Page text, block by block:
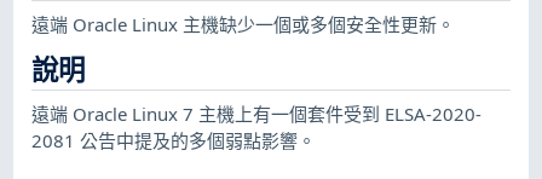
遠端 Oracle Linux 主機缺少一個或多個安全性更新。
說明
遠端 Oracle Linux 7 主機上有一個套件受到 ELSA-2020-
2081 公告中提及的多個弱點影響。